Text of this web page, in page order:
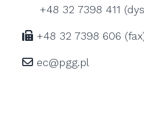
+48 32 7398 411
+48 32 7398 606
ec@pgg.pl